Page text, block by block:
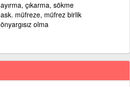
ayırma, çıkarma, sökme
ask. müfreze, müfrez birlik
önyargısız olma